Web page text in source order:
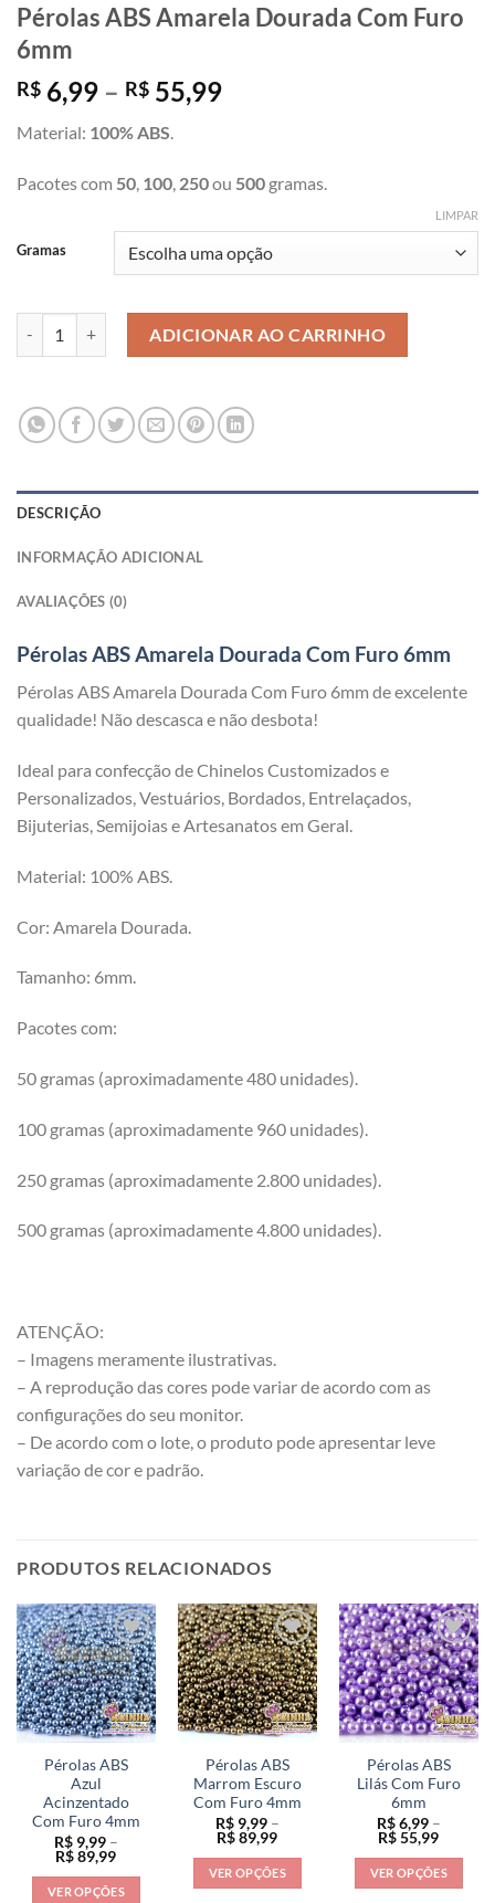
Pérolas ABS Amarela Dourada Com Furo
6mm
R$ 6,99 – R$ 55,99Faixa
R$ 6,99
através
R$ 55,99
Material: 100% ABS.
Pacotes com 50, 100, 250ou 500 gramas.
Gramas
LIMPAR
ADICIONAR AO CARRINHO
DESCRIÇÃO
INFORMAÇÃO ADICIONAL
AVALIAÇÕES (0)
Pérolas ABS Amarela Dourada Com Furo 6mm
Pérolas ABS Amarela Dourada Com Furo 6mm de excelente
qualidade! Não descasca e não desbota!
Ideal para confecção de Chinelos Customizados e
Personalizados, Vestuários, Bordados, Entrelaçados,
Bijuterias, Semijoias e Artesanatos em Geral.
Material: 100% ABS.
Cor: Amarela Dourada.
Tamanho: 6mm.
Pacotes com:
50 gramas (aproximadamente 480 unidades).
100 gramas (aproximadamente 960 unidades).
250 gramas (aproximadamente 2.800 unidades).
500 gramas (aproximadamente 4.800 unidades).
ATENÇÃO:
– Imagens meramente ilustrativas.
– A reprodução das cores pode variar de acordo com as
configurações do seu monitor.
– De acordo com o lote, o produto pode apresentar leve
variação de cor e padrão.
PRODUTOS RELACIONADOS
Pérolas ABS
Azul
Acinzentado
Com Furo 4mm
R$9,99 –
R$89,99Faixa
preço:
R$ 9,99
VER OPÇÕES
Pérolas ABS
Marrom Escuro
Com Furo 4mm
R$9,99 –
R$89,99Faixa
preço:
R$ 9,99
através
VER OPÇÕES
Pérolas ABS
Lilás Com Furo
6mm
R$6,99 –
R$55,99Faixa
preço:
R$ 6,99
através
VER OPÇÕES